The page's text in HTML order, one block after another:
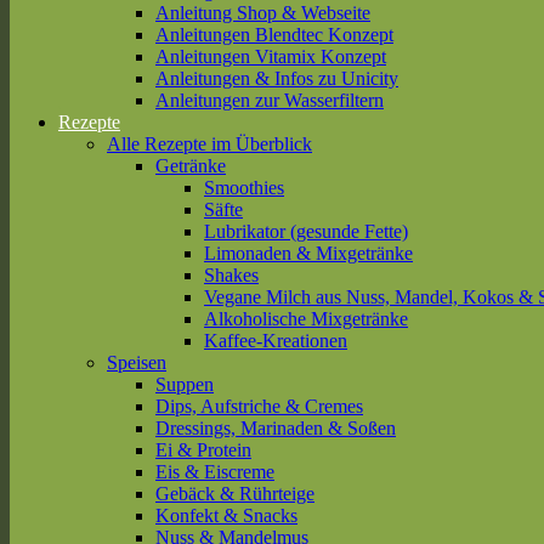
Anleitung Shop & Webseite
Anleitungen Blendtec Konzept
Anleitungen Vitamix Konzept
Anleitungen & Infos zu Unicity
Anleitungen zur Wasserfiltern
Rezepte
Alle Rezepte im Überblick
Getränke
Smoothies
Säfte
Lubrikator (gesunde Fette)
Limonaden & Mixgetränke
Shakes
Vegane Milch aus Nuss, Mandel, Kokos &
Alkoholische Mixgetränke
Kaffee-Kreationen
Speisen
Suppen
Dips, Aufstriche & Cremes
Dressings, Marinaden & Soßen
Ei & Protein
Eis & Eiscreme
Gebäck & Rührteige
Konfekt & Snacks
Nuss & Mandelmus